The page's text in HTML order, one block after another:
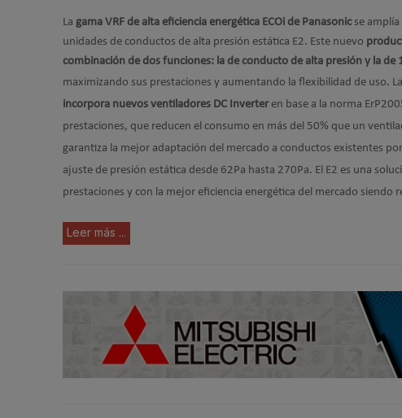
La gama VRF de alta eficiencia energética ECOi de Panasonicse amplía
unidades de conductos de alta presión estática E2. Este nuevo
combinación de dos funciones: la de conducto de alta presión y la de
maximizando sus prestaciones y aumentando la flexibilidad de uso. La
incorpora nuevos ventiladores DC Inverter en base a la norma
prestaciones, que reducen el consumo en más del 50% que un
garantiza la mejor adaptación del mercado a conductos existentes
ajuste de presión estática desde 62Pa hasta 270Pa. El E2 es una
prestaciones y con la mejor eficiencia energética del mercado siendo
Leer más ...